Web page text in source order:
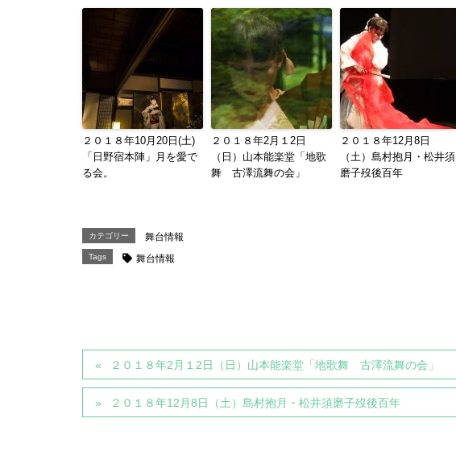
２０１８年10月20日(土)
「日野宿本陣」月を愛で
る会。
２０１８年2月１2日
（日）山本能楽堂「地歌
舞 古澤流舞の会」
２０１８年12月8日
（土）島村抱月・松井須
磨子歿後百年
カテゴリー 舞台情報
Tags 舞台情報
２０１８年2月１2日（日）山本能楽堂「地歌舞 古澤流舞の会」
２０１８年12月8日（土）島村抱月・松井須磨子歿後百年